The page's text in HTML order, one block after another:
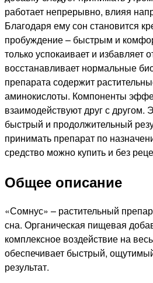
работает непрерывно, влияя
Благодаря ему сон становится
пробуждение – быстрым и
только успокаивает и избавляет
восстанавливает нормальные
препарата содержит
аминокислоты. Компоненты
взаимодействуют друг с другом.
быстрый и продолжительный
принимать препарат по
средство можно купить и без
Общее описание
«Сомнус» – растительный
сна. Органическая пищевая
комплексное воздействие на
обеспечивает быстрый,
результат.